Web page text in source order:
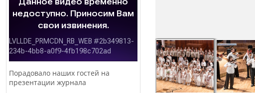
Порадовало наших гостей на
презентации журнала